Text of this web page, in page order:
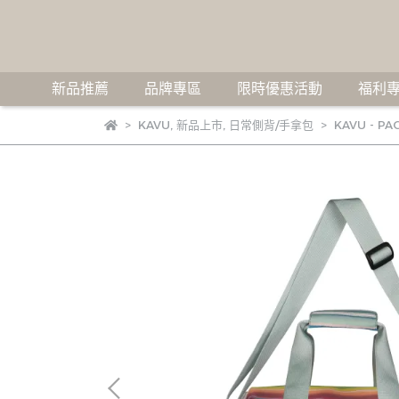
新品推薦 品牌專區 限時優惠活動 福利
KAVU 新品上市, 日常側背/手拿包 KAVU -